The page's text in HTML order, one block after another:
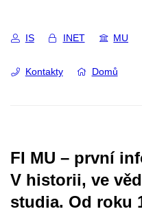
IS INET MU
Kontakty Domů
FI MU – první
V historii, ve
studia. Od roku